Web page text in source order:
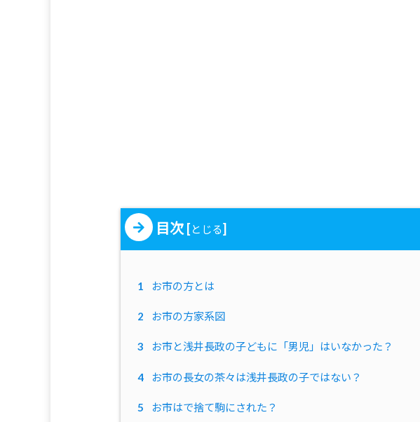
目次 [とじる]
1 お市の方とは
2 お市の方家系図
3 お市と浅井長政の子どもに「男児」はいなかった？
4 お市の長女の茶々は浅井長政の子ではない？
5 お市はで捨て駒にされた？